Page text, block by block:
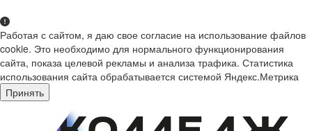
Работая с сайтом, я даю свое согласие на использование файлов
cookie. Это необходимо для нормального функционирования
сайта, показа целевой рекламы и анализа трафика. Статистика
использования сайта обрабатывается системой Яндекс.Метрика
Принять